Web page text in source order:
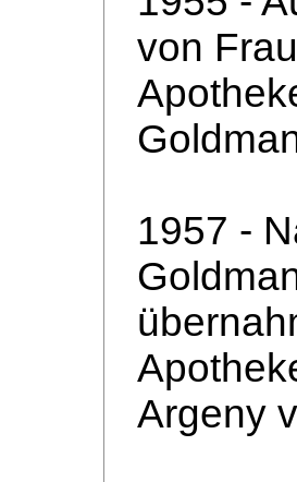
von
1957 -
Argeny